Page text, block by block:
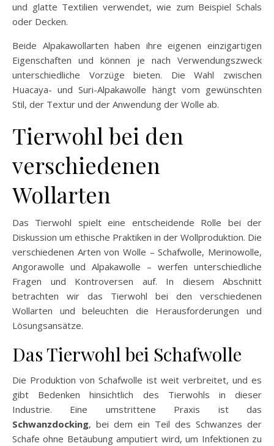
und glatte Textilien verwendet, wie zum Beispiel Schals
oder Decken.
Beide Alpakawollarten haben ihre eigenen einzigartigen
Eigenschaften und können je nach Verwendungszweck
unterschiedliche Vorzüge bieten. Die Wahl zwischen
Huacaya- und Suri-Alpakawolle hängt vom gewünschten
Stil, der Textur und der Anwendung der Wolle ab.
Tierwohl bei den
verschiedenen
Wollarten
Das Tierwohl spielt eine entscheidende Rolle bei der
Diskussion um ethische Praktiken in der Wollproduktion. Die
verschiedenen Arten von Wolle – Schafwolle, Merinowolle,
Angorawolle und Alpakawolle – werfen unterschiedliche
Fragen und Kontroversen auf. In diesem Abschnitt
betrachten wir das Tierwohl bei den verschiedenen
Wollarten und beleuchten die Herausforderungen und
Lösungsansätze.
Das Tierwohl bei Schafwolle
Die Produktion von Schafwolle ist weit verbreitet, und es
gibt Bedenken hinsichtlich des Tierwohls in dieser
Industrie. Eine umstrittene Praxis ist das
Schwanzdocking, bei dem ein Teil des Schwanzes der
Schafe ohne Betäubung amputiert wird, um Infektionen zu